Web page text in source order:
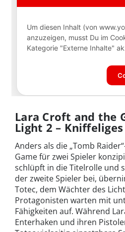
Lara Croft and the
Light 2 –
Anders als die „Tomb
Game für zwei Spieler
schlüpft in die Titelrolle und
der zweite Spieler bei,
Totec, dem Wächter des
Protagonisten warten mit
Fähigkeiten auf. Während
Enterhaken und ihren